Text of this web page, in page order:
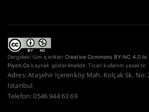
Dergideki tüm içerikler Creative Commons BY-NC 4.0 ile
Piyon.Co kaynak gösterilmelidir. Ticari kullanım yasaktır.
Adres: Ataşehir İçerenköy Mah. Kolçak Sk. No:
İstanbul
Telefon: 0546 944 63 69